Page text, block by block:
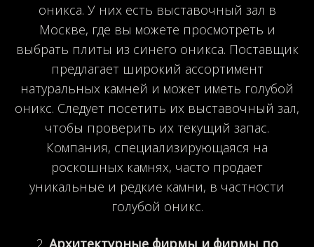
оникса. У них есть выставочный зал в
Москве, где вы можете просмотреть и
выбрать плиты из синего оникса. Поставщик
предлагает широкий ассортимент
натуральных камней и может иметь голубой
оникс. Следует посетить их выставочный зал,
чтобы проверить их текущий запас.
Компания, специализирующаяся на
роскошных камнях, часто продает
уникальные и редкие камни, в частности
голубой оникс.
Архитектурные фирмы и фирмы по